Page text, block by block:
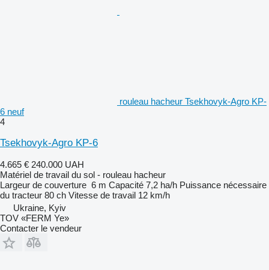
rouleau hacheur Tsekhovyk-Agro KP-
6 neuf
4
Tsekhovyk-Agro KP-6
4.665 € 240.000 UAH
Matériel de travail du sol - rouleau hacheur
Largeur de couverture 6 m Capacité 7,2 ha/h Puissance nécessaire
du tracteur 80 ch Vitesse de travail 12 km/h
Ukraine, Kyiv
TOV «FERM Ye»
Contacter le vendeur